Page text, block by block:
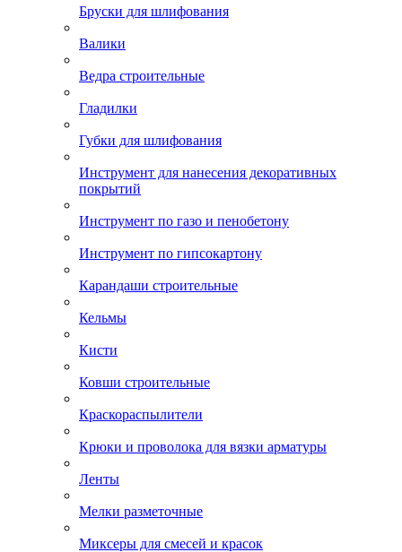
Бруски для шлифования
Валики
Ведра строительные
Гладилки
Губки для шлифования
Инструмент для нанесения декоративных
покрытий
Инструмент по газо и пенобетону
Инструмент по гипсокартону
Карандаши строительные
Кельмы
Кисти
Ковши строительные
Краскораспылители
Крюки и проволока для вязки арматуры
Ленты
Мелки разметочные
Миксеры для смесей и красок